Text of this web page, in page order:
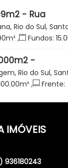
- Rua
- Rio do
Rio do Sul,
m² , Fundos: 15
.99m ,
Lado
-
Barragem -
Rio do Sul,
.00m² ,
Frente:
IMÓVEIS
936180243